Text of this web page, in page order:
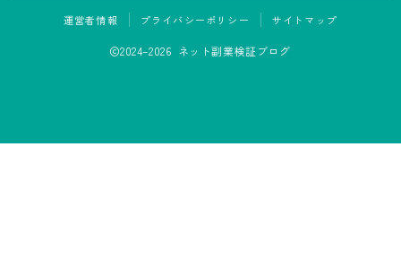
運営者情報 プライバシーポリシー サイトマップ
2024–2026 ネット副業検証ブログ